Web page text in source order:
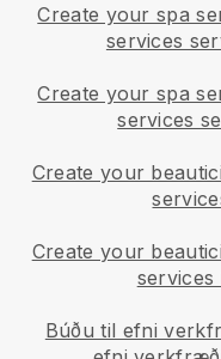
Create your spa
services
Create your spa
services
Create your
Create your
services
Búðu til efni